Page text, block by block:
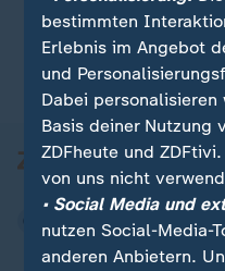
bestimmten
Erlebnis im Angebot
und
Dabei
Basis deiner Nutzung
ZDFheute und
von uns nicht
• Social Media und
nutzen Social-Media-
anderen Anbietern.